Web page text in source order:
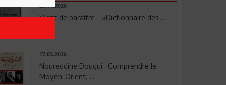
23.04.2026
Vient de paraître - «Dictionnaire des ...
17.03.2026
Noureddine Dougui : Comprendre le
Moyen-Orient, ...